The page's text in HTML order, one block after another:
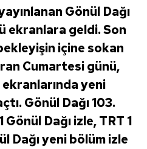
Gönül Dağı
ekranlara geldi. Son
içine sokan
Cumartesi günü,
yeni
Gönül Dağı 103.
Dağı izle, TRT 1
Dağı yeni bölüm izle